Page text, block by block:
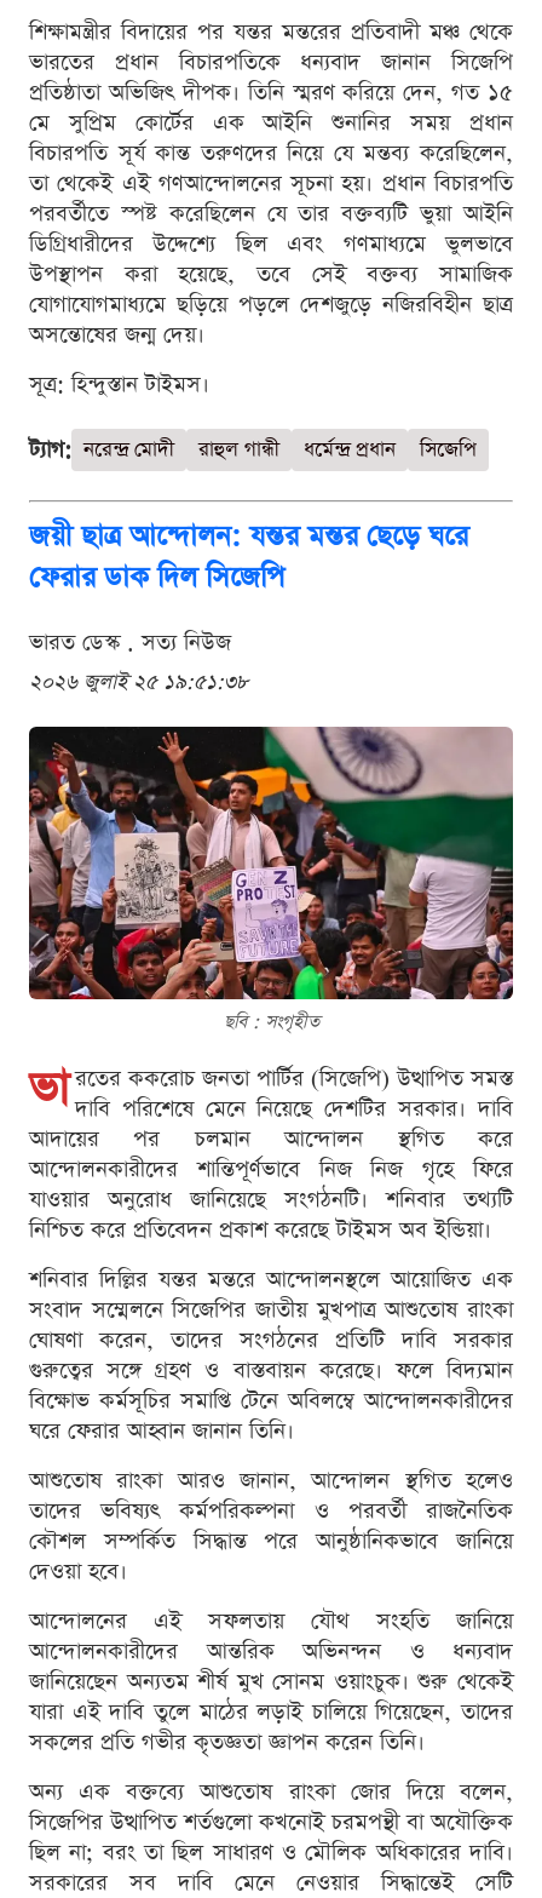
শিক্ষামন্ত্রীর বিদায়ের পর যন্তর মন্তরের প্রতিবাদী মঞ্চ থেকে
ভারতের প্রধান বিচারপতিকে ধন্যবাদ জানান সিজেপি
প্রতিষ্ঠাতা অভিজিৎ দীপক। তিনি স্মরণ করিয়ে দেন, গত ১৫
মে সুপ্রিম কোর্টের এক আইনি শুনানির সময় প্রধান
বিচারপতি সূর্য কান্ত তরুণদের নিয়ে যে মন্তব্য করেছিলেন,
তা থেকেই এই গণআন্দোলনের সূচনা হয়। প্রধান বিচারপতি
পরবর্তীতে স্পষ্ট করেছিলেন যে তার বক্তব্যটি ভুয়া আইনি
ডিগ্রিধারীদের উদ্দেশ্যে ছিল এবং গণমাধ্যমে ভুলভাবে
উপস্থাপন করা হয়েছে, তবে সেই বক্তব্য সামাজিক
যোগাযোগমাধ্যমে ছড়িয়ে পড়লে দেশজুড়ে নজিরবিহীন ছাত্র
অসন্তোষের জন্ম দেয়।
সূত্র: হিন্দুস্তান টাইমস।
ট্যাগ: নরেন্দ্র মোদী রাহুল গান্ধী ধর্মেন্দ্র প্রধান সিজেপি
জয়ী ছাত্র আন্দোলন: যন্তর মন্তর ছেড়ে ঘরে
ফেরার ডাক দিল সিজেপি
ভারত ডেস্ক . সত্য নিউজ
২০২৬ জুলাই ২৫ ১৯:৫১:৩৮
ছবি : সংগৃহীত
ভা রতের ককরোচ জনতা পার্টির (সিজেপি) উত্থাপিত সমস্ত
দাবি পরিশেষে মেনে নিয়েছে দেশটির সরকার। দাবি
আদায়ের পর চলমান আন্দোলন স্থগিত করে
আন্দোলনকারীদের শান্তিপূর্ণভাবে নিজ নিজ গৃহে ফিরে
যাওয়ার অনুরোধ জানিয়েছে সংগঠনটি। শনিবার তথ্যটি
নিশ্চিত করে প্রতিবেদন প্রকাশ করেছে টাইমস অব ইন্ডিয়া।
শনিবার দিল্লির যন্তর মন্তরে আন্দোলনস্থলে আয়োজিত এক
সংবাদ সম্মেলনে সিজেপির জাতীয় মুখপাত্র আশুতোষ রাংকা
ঘোষণা করেন, তাদের সংগঠনের প্রতিটি দাবি সরকার
গুরুত্বের সঙ্গে গ্রহণ ও বাস্তবায়ন করেছে। ফলে বিদ্যমান
বিক্ষোভ কর্মসূচির সমাপ্তি টেনে অবিলম্বে আন্দোলনকারীদের
ঘরে ফেরার আহ্বান জানান তিনি।
আশুতোষ রাংকা আরও জানান, আন্দোলন স্থগিত হলেও
তাদের ভবিষ্যৎ কর্মপরিকল্পনা ও পরবর্তী রাজনৈতিক
কৌশল সম্পর্কিত সিদ্ধান্ত পরে আনুষ্ঠানিকভাবে জানিয়ে
দেওয়া হবে।
আন্দোলনের এই সফলতায় যৌথ সংহতি জানিয়ে
আন্দোলনকারীদের আন্তরিক অভিনন্দন ও ধন্যবাদ
জানিয়েছেন অন্যতম শীর্ষ মুখ সোনম ওয়াংচুক। শুরু থেকেই
যারা এই দাবি তুলে মাঠের লড়াই চালিয়ে গিয়েছেন, তাদের
সকলের প্রতি গভীর কৃতজ্ঞতা জ্ঞাপন করেন তিনি।
অন্য এক বক্তব্যে আশুতোষ রাংকা জোর দিয়ে বলেন,
সিজেপির উত্থাপিত শর্তগুলো কখনোই চরমপন্থী বা অযৌক্তিক
ছিল না; বরং তা ছিল সাধারণ ও মৌলিক অধিকারের দাবি।
সরকারের সব দাবি মেনে নেওয়ার সিদ্ধান্তেই সেটি